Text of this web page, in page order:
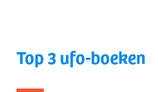
Top 3 ufo-boeken